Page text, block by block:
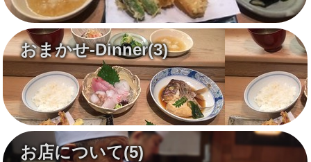
おまかせ-Dinner(3)
お店について(5)